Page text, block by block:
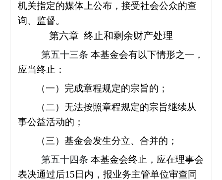
机关指定的媒体上公布，接受社会公众的查
询、监督。
第六章 终止和剩余财产处理
第五十三条 本基金会有以下情形之一，
应当终止：
（一）完成章程规定的宗旨的；
（二）无法按照章程规定的宗旨继续从
事公益活动的；
（三）基金会发生分立、合并的；
第五十四条 本基金会终止，应在理事会
表决通过后15日内，报业务主管单位审查同